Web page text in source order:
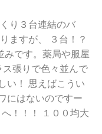
り３台連結のバ
ますが、 ３台！？
みです。薬局や服屋
ス張りで色々並んで
い！ 思えばこうい
にはないのですー
！！！ １００均大